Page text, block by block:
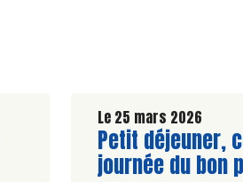
Le 25 mars 2026
Lire la suite de
Petit déjeuner,
journée du bon